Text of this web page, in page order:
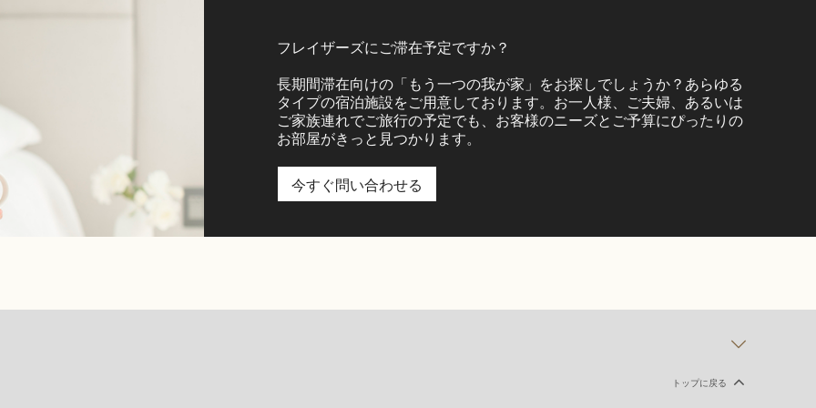
フレイザーズにご滞在予定ですか？
長期間滞在向けの「もう一つの我が家」をお探しでしょうか？あらゆる
タイプの宿泊施設をご用意しております。お一人様、ご夫婦、あるいは
ご家族連れでご旅行の予定でも、お客様のニーズとご予算にぴったりの
お部屋がきっと見つかります。
今すぐ問い合わせる
トップに戻る